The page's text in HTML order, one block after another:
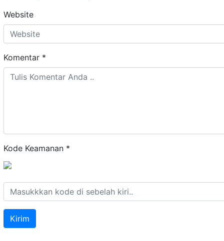
Website
Komentar *
Kode Keamanan *